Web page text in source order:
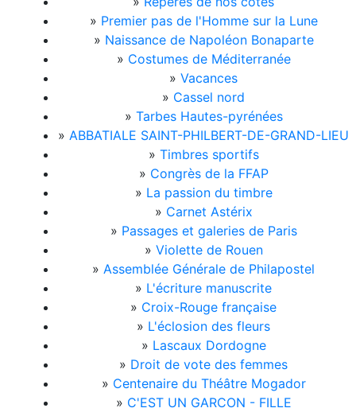
» Premier pas de l'Homme sur la Lune
» Naissance de Napoléon Bonaparte
» Costumes de Méditerranée
» Vacances
» Cassel nord
» Tarbes Hautes-pyrénées
» ABBATIALE SAINT-PHILBERT-DE-GRAND-LIEU
» Timbres sportifs
» Congrès de la FFAP
» La passion du timbre
» Carnet Astérix
» Passages et galeries de Paris
» Violette de Rouen
» Assemblée Générale de Philapostel
» L'écriture manuscrite
» Croix-Rouge française
» L'éclosion des fleurs
» Lascaux Dordogne
» Droit de vote des femmes
» Centenaire du Théâtre Mogador
» C'EST UN GARCON - FILLE